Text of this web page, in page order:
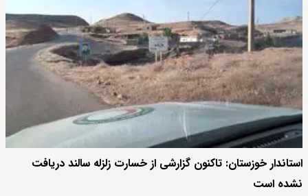
استاندار خوزستان: تاکنون گزارشی از خسارت زلزله سالند دریافت
نشده است